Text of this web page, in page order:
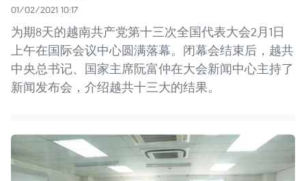
01/02/2021 10:17
为期8天的越南共产党第十三次全国代表大会2月1日
上午在国际会议中心圆满落幕。闭幕会结束后，越共
中央总书记、国家主席阮富仲在大会新闻中心主持了
新闻发布会，介绍越共十三大的结果。